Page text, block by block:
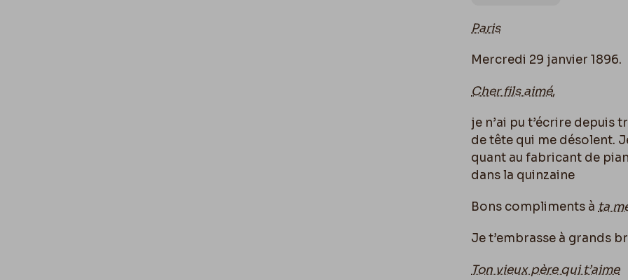
Paris
Mercredi 29 janvier 1896.
Cher fils aimé,
je n’ai pu t’écrire depuis
de tête qui me désolent.
quant au fabricant de
dans la quinzaine
Bons compliments à ta
Je t’embrasse à grands
Ton vieux père qui t’aime